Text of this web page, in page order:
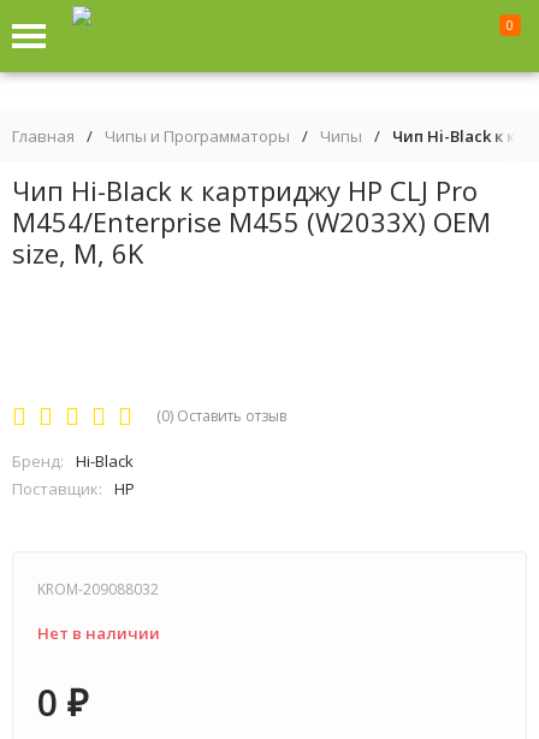
0
Главная / Чипы и Программаторы / Чипы / Чип Hi-Black к
Чип Hi-Black к картриджу HP CLJ Pro
M454/Enterprise M455 (W2033X) OEM
size, M, 6K
(0) Оставить отзыв
Бренд:
Hi-Black
Поставщик:
HP
KROM-209088032
Нет в наличии
0 ₽